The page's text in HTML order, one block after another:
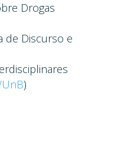
Drogas
de Discurso e
UnB)